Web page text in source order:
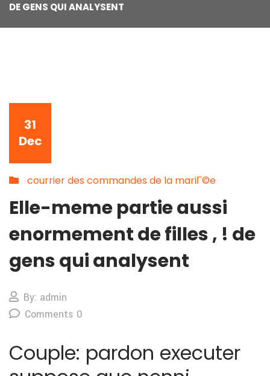
DE GENS QUI ANALYSENT
31
Dec
courrier des commandes de la mariГ©e
Elle-meme partie aussi
enormement de filles , ! de
gens qui analysent
By: admin
Comments 0
Couple: pardon executer